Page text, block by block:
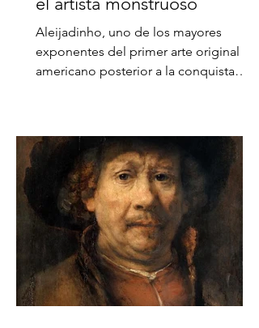
Aleijadinho, uno de los mayores
exponentes del primer arte original
americano posterior a la conquista